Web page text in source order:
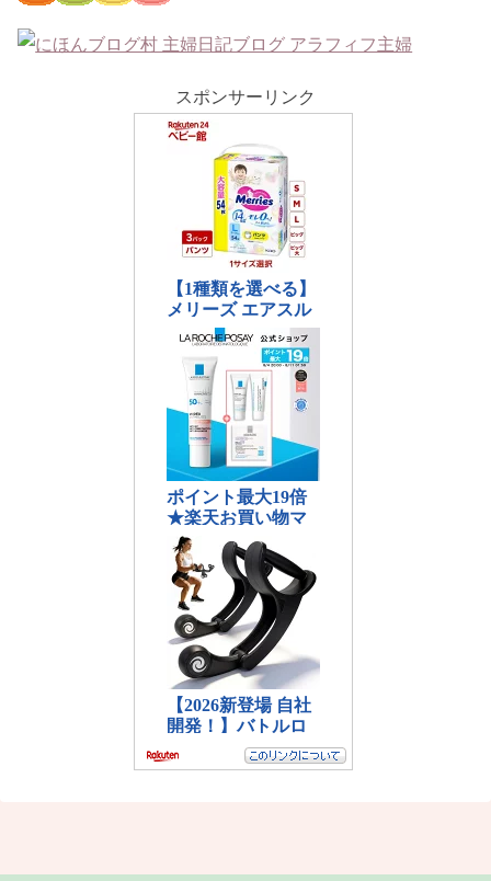
スポンサーリンク